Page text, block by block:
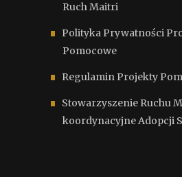
Ruch Maitri
Polityka Prywatności
Pomocowe
Regulamin Projekty
Stowarzyszenie Ruchu
koordynacyjne Adopcji